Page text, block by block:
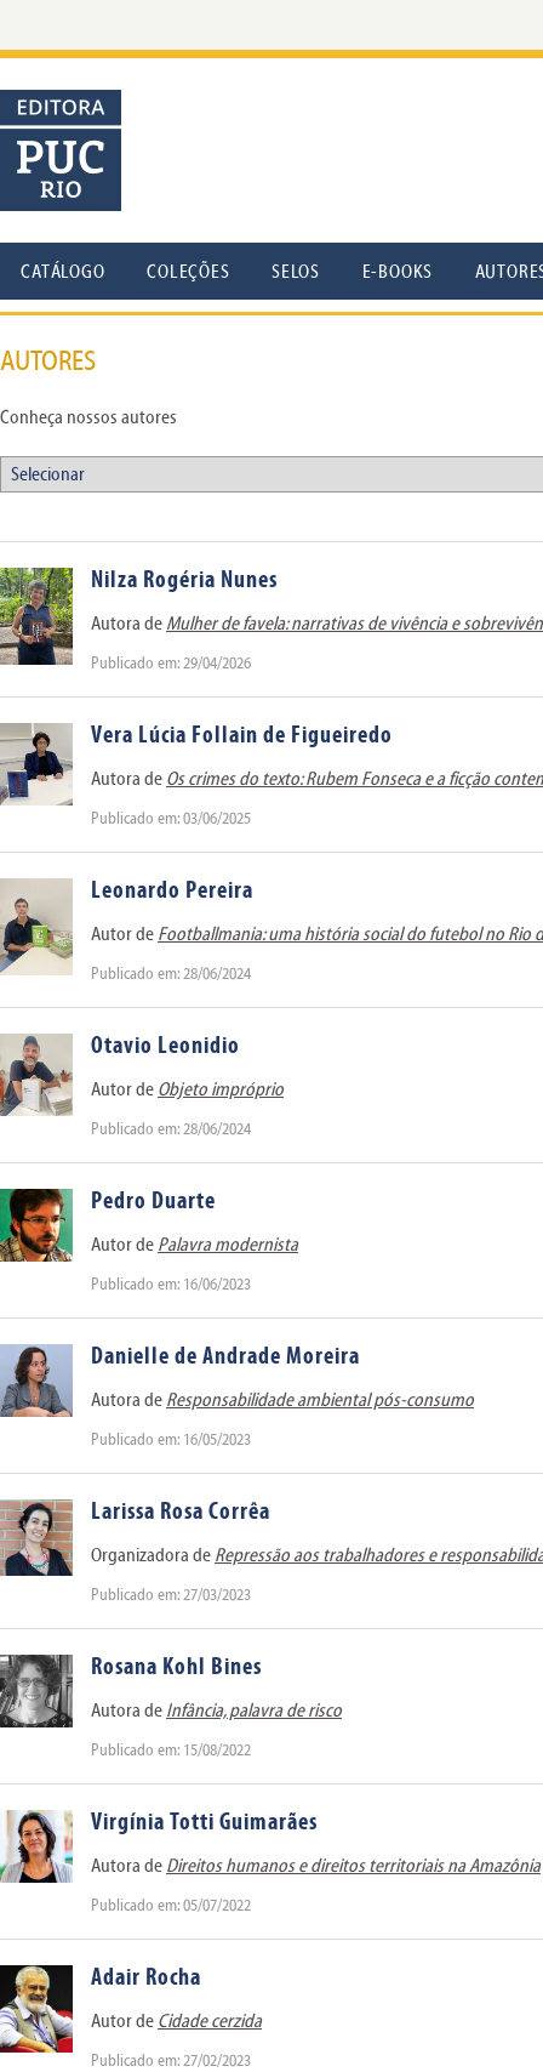
CATÁLOGO COLEÇÕES SELOS E-BOOKS
AUTORES
Conheça nossos autores
Nilza Rogéria Nunes
Autora de Mulher de favela: narrativas de vivência e
Publicado em: 29/04/2026
Vera Lúcia Follain de Figueiredo
Autora de Os crimes do texto: Rubem Fonseca e a ficção
Publicado em: 03/06/2025
Leonardo Pereira
Autor de Footballmania: uma história social do futebol no Rio
Publicado em: 28/06/2024
Otavio Leonidio
Autor de Objeto impróprio
Publicado em: 28/06/2024
Pedro Duarte
Autor de Palavra modernista
Publicado em: 16/06/2023
Danielle de Andrade Moreira
Autora de Responsabilidade ambiental pós-consumo
Publicado em: 16/05/2023
Larissa Rosa Corrêa
Organizadora de Repressão aos trabalhadores e
Publicado em: 27/03/2023
Rosana Kohl Bines
Autora de Infância, palavra de risco
Publicado em: 15/08/2022
Virgínia Totti Guimarães
Autora de Direitos humanos e direitos territoriais na Amazônia
Publicado em: 05/07/2022
Adair Rocha
Autor de Cidade cerzida
Publicado em: 27/02/2023